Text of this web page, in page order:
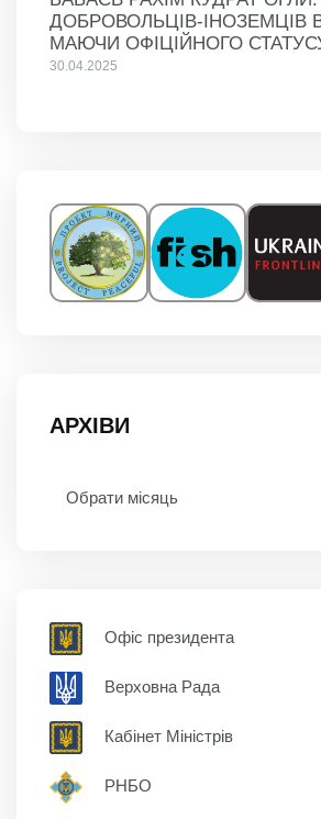
ДОБРОВОЛЬЦІВ-
МАЮЧИ ОФІЦІЙНОГО
30.04.2025
АРХІВИ
Офіс президента
Верховна Рада
Кабінет Міністрів
РНБО